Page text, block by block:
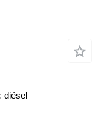
diésel